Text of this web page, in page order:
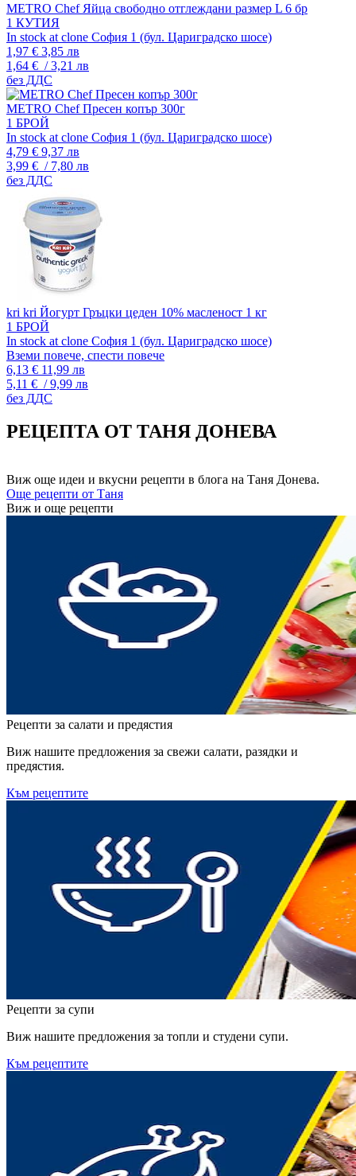
METRO Chef Яйца свободно отглеждани размер L 6 бр
1 КУТИЯ
In stock at clone София 1 (бул. Цариградско шосе)
1,97 € 3,85 лв
1,64 € / 3,21 лв
без ДДС
METRO Chef Пресен копър 300г
1 БРОЙ
In stock at clone София 1 (бул. Цариградско шосе)
4,79 € 9,37 лв
3,99 € / 7,80 лв
без ДДС
kri kri Йогурт Гръцки цеден 10% масленост 1 кг
1 БРОЙ
In stock at clone София 1 (бул. Цариградско шосе)
Вземи повече, спести повече
6,13 € 11,99 лв
5,11 € / 9,99 лв
без ДДС
РЕЦЕПТА ОТ ТАНЯ ДОНЕВА
Виж още идеи и вкусни рецепти в блога на Таня Донева.
Още рецепти от Таня
Виж и още рецепти
Рецепти за салати и предястия
Виж нашите предложения за свежи салати, разядки и
предястия.
Към рецептите
Рецепти за супи
Виж нашите предложения за топли и студени супи.
Към рецептите